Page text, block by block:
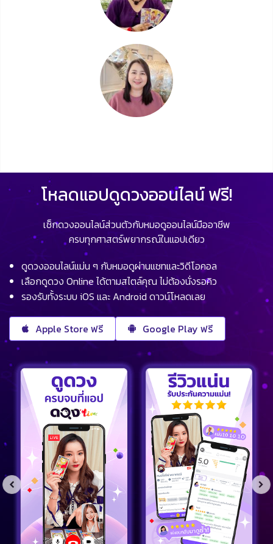
โหลดแอปดูดวงออนไลน์ ฟรี!
เช็กดวงออนไลน์ส่วนตัวกับหมอดูออนไลน์มืออาชีพ
ครบทุกศาสตร์พยากรณ์ในแอปเดียว
ดูดวงออนไลน์แม่น ๆ กับหมอดูผ่านแชทและวิดีโอคอล
เลือกดูดวง Online ได้ตามสไตล์คุณ ไม่ต้องนั่งรอคิว
รองรับทั้งระบบ iOS และ Android ดาวน์โหลดเลย
Apple Store ฟรี Google Play ฟรี